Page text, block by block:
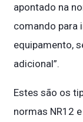
apontado na
comando para
equipamento,
adicional”.
Estes são os
normas NR12